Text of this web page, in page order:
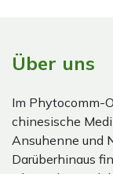
Über uns
Im Phytocomm-
chinesische
Ansuhenne und
Darüberhinaus